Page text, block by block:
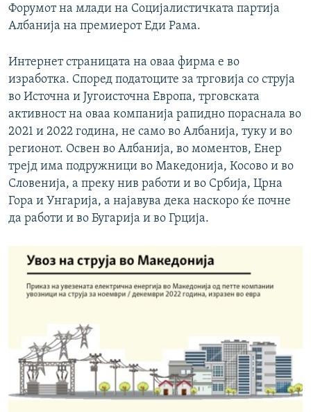
Форумот на млади на Социјалистичката партија
Албанија на премиерот Еди Рама.
Интернет страницата на оваа фирма е во
изработка. Според податоците за трговија со струја
во Источна и Југоисточна Европа, трговската
активност на оваа компанија рапидно пораснала во
2021 и 2022 година, не само во Албанија, туку и во
регионот. Освен во Албанија, во моментов, Енер
трејд има подружници во Македонија, Косово и во
Словенија, а преку нив работи и во Србија, Црна
Гора и Унгарија, а најавува дека наскоро ќе почне
да работи и во Бугарија и во Грција.